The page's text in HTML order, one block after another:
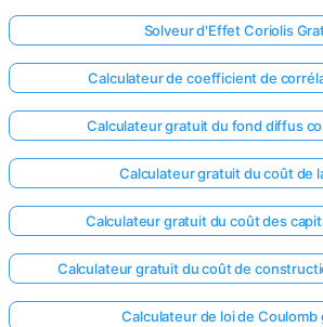
Solveur d'Effet Coriolis
Calculateur de coefficient de
Calculateur gratuit du fond diffus
Calculateur gratuit du coût de
Calculateur gratuit du coût des
Calculateur gratuit du coût de
Calculateur de loi de Coulomb